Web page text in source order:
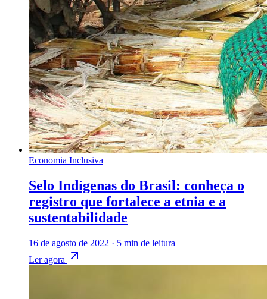
Economia Inclusiva
Selo Indígenas do Brasil: conheça o
registro que fortalece a etnia e a
sustentabilidade
16 de agosto de 2022 · 5 min de leitura
Ler agora